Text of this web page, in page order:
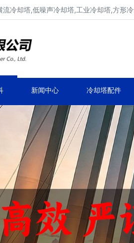
冷却塔,低噪声冷却塔,工业冷却塔,方形
新闻中心 冷却塔配件